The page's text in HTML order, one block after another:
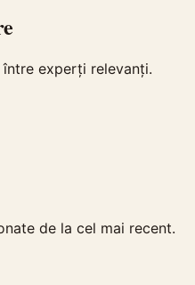
experți relevanți.
de la cel mai recent.